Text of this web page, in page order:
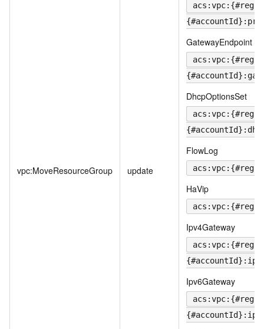
vpc:MoveResourceGroup update
GatewayEndpoint
DhcpOptionsSet
FlowLog
HaVip
Ipv4Gateway
Ipv6Gateway